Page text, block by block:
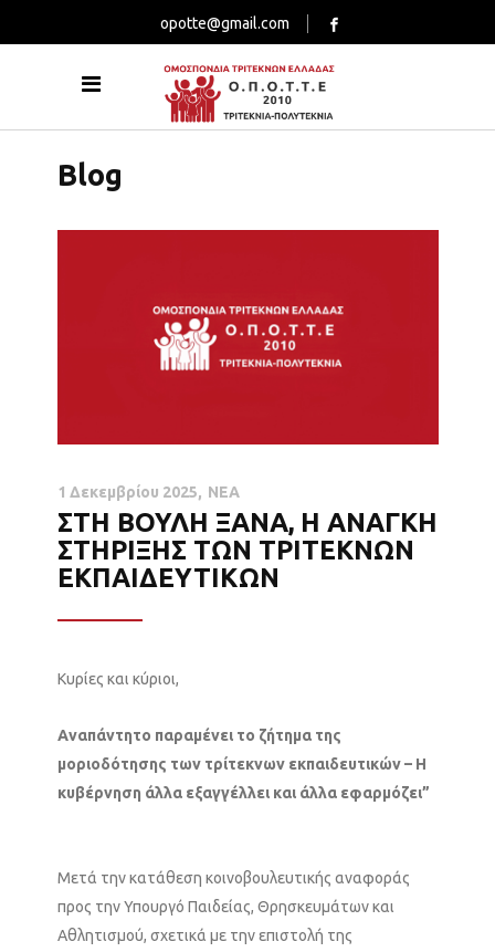
opotte@gmail.com
Blog
1 Δεκεμβρίου 2025 ΝΕΑ
ΣΤΗ ΒΟΥΛΗ ΞΑΝΑ, Η ΑΝΑΓΚΗ
ΣΤΗΡΙΞΗΣ ΤΩΝ ΤΡΙΤΕΚΝΩΝ
ΕΚΠΑΙΔΕΥΤΙΚΩΝ
Κυρίες και κύριοι,
Αναπάντητο παραμένει το ζήτημα της
μοριοδότησης των τρίτεκνων εκπαιδευτικών – Η
κυβέρνηση άλλα εξαγγέλλει και άλλα εφαρμόζει”
Μετά την κατάθεση κοινοβουλευτικής αναφοράς
προς την Υπουργό Παιδείας, Θρησκευμάτων και
Αθλητισμού, σχετικά με την επιστολή της